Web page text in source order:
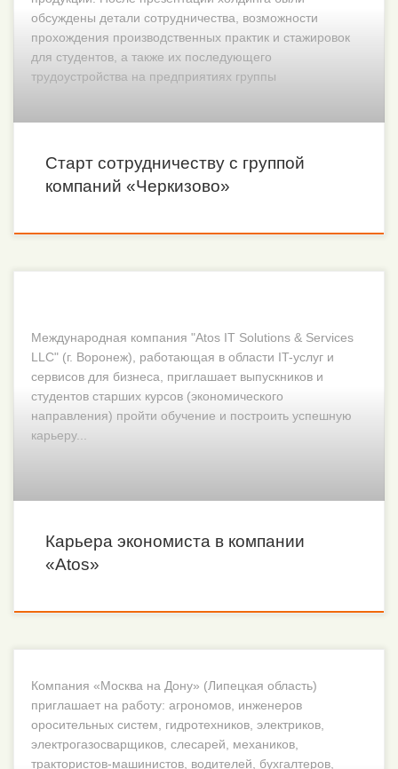
обсуждены детали сотрудничества, возможности
прохождения производственных практик и стажировок
для студентов, а также их последующего
трудоустройства на предприятиях группы
Старт сотрудничеству с группой
компаний «Черкизово»
Международная компания "Atos IT Solutions & Services
LLC" (г. Воронеж), работающая в области IT-услуг и
сервисов для бизнеса, приглашает выпускников и
студентов старших курсов (экономического
направления) пройти обучение и построить успешную
карьеру...
Карьера экономиста в компании
«Atos»
Компания «Москва на Дону» (Липецкая область)
приглашает на работу: агрономов, инженеров
оросительных систем, гидротехников, электриков,
электрогазосварщиков, слесарей, механиков,
трактористов-машинистов, водителей, бухгалтеров,